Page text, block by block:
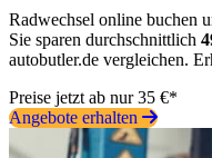
Radwechsel online buchen
Sie sparen durchschnittlich
autobutler.de vergleichen.
Preise jetzt ab nur 35 €*
Angebote erhalten